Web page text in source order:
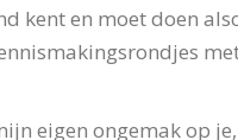
kent en moet doen
eigen ongemak op je,